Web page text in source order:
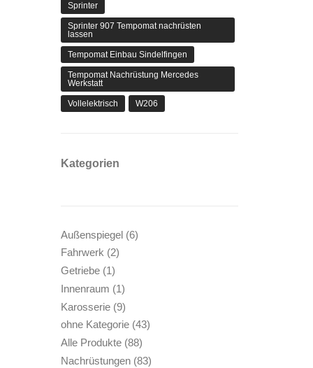
Sprinter
Sprinter 907 Tempomat nachrüsten
lassen
Tempomat Einbau Sindelfingen
Tempomat Nachrüstung Mercedes
Werkstatt
Vollelektrisch W206
Kategorien
Außenspiegel 66
Fahrwerk 22
Getriebe 11
Produkt
Innenraum 11
Produkt
Karosserie 99
Produkte
ohne Kategorie 4343
Alle Produkte 8888
Produkte
Nachrüstungen 8383